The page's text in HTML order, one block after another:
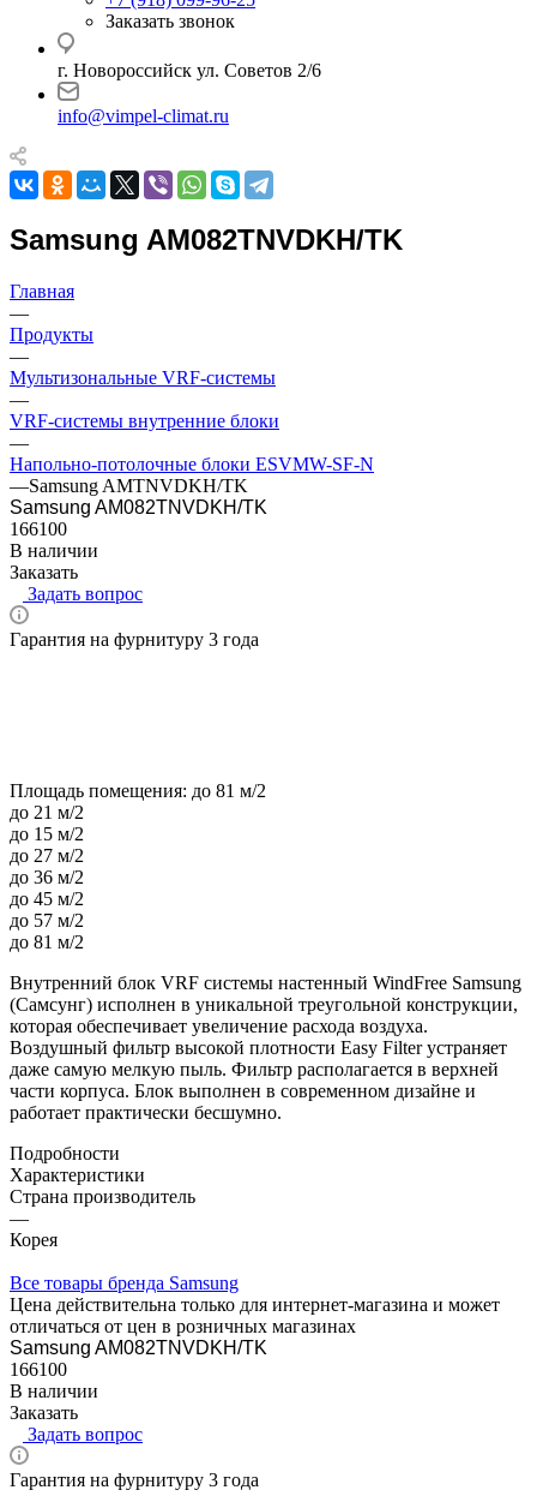
Заказать звонок
г. Новороссийск ул. Советов 2/6
info@vimpel-climat.ru
Samsung AM082TNVDKH/TK
Главная
—
Продукты
—
Мультизональные VRF-системы
—
VRF-системы внутренние блоки
—
Напольно-потолочные блоки ESVMW-SF-N
—Samsung AMTNVDKH/TK
Samsung AM082TNVDKH/TK
166100
В наличии
Заказать
Задать вопрос
Гарантия на фурнитуру 3 года
Площадь помещения: до 81 м/2
до 21 м/2
до 15 м/2
до 27 м/2
до 36 м/2
до 45 м/2
до 57 м/2
до 81 м/2
Внутренний блок VRF системы настенный WindFree Samsung
(Самсунг) исполнен в уникальной треугольной конструкции,
которая обеспечивает увеличение расхода воздуха.
Воздушный фильтр высокой плотности Easy Filter устраняет
даже самую мелкую пыль. Фильтр располагается в верхней
части корпуса. Блок выполнен в современном дизайне и
работает практически бесшумно.
Подробности
Характеристики
Страна производитель
—
Корея
Все товары бренда Samsung
Цена действительна только для интернет-магазина и может
отличаться от цен в розничных магазинах
Samsung AM082TNVDKH/TK
166100
В наличии
Заказать
Задать вопрос
Гарантия на фурнитуру 3 года